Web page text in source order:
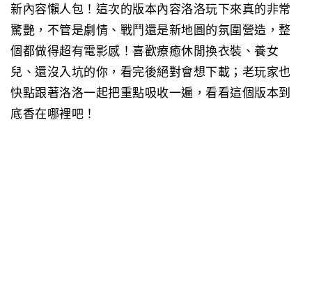
新內容懶人包！這次的版本內容洛洛玩下來真的非常
驚艷，不管是劇情、戰鬥還是新地圖的氛圍營造，整
個都做得超有電影感！喜歡療癒休閒換衣裝、養女
兒、還沒入坑的你，看完後絕對會想下載；老玩家也
快點跟著洛洛一起把重點吸收一遍，看看這個版本到
底香在哪裡吧！